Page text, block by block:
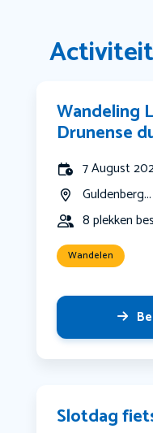
Wandeling
Drunense
7 August
Guldenberg...
8 plekken
Wandelen
Slotdag